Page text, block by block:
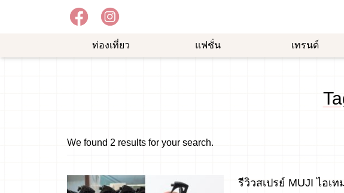
ท่องเที่ยว แฟชั่น เทรนด์
We found 2 results for your search.
รีวิวสเปรย์ MUJI ไอเ